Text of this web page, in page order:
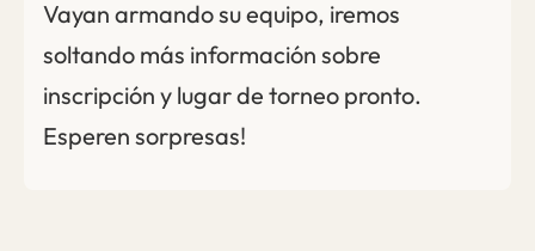
Vayan armando su equipo, iremos
soltando más información sobre
inscripción y lugar de torneo pronto.
Esperen sorpresas!